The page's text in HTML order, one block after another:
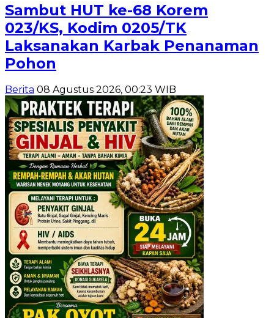
Sambut HUT ke-68 Korem
023/KS, Kodim 0205/TK
Laksanakan Karbak Penanaman
Pohon
Berita 08 Agustus 2026, 00:23 WIB